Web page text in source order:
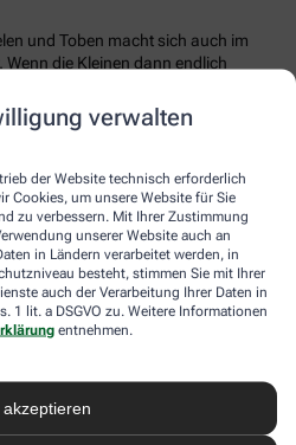
verwalten
der Website technisch erforderlich
Cookies, um unsere Website für Sie
zu verbessern. Mit Ihrer Zustimmung
unserer Website auch an
in Ländern verarbeitet werden, in
besteht, stimmen Sie mit Ihrer
auch der Verarbeitung Ihrer Daten in
1 lit. a DSGVO zu. Weitere Informationen
entnehmen.
akzeptieren
und Toben macht sich auch im
die Kleinen dann endlich
Wangen. Übrigens kann auch
Spielzimmer zu hochroten
wenn das Baby zahnt. Erhöhte
ebenso wie die damit
Babys können dann weinerlich
Sie reiben häufig an ihrem
beim Baby oder Kleinkind sind also
Fällen besteht aber kein Grund
sind, was die Ursache betrifft,